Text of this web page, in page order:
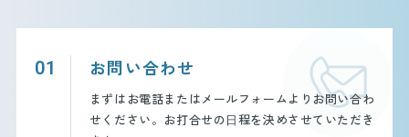
01 お問い合わせ
まずはお電話またはメールフォームよりお問い合わ
せください。お打合せの⽇程を決めさせていただき